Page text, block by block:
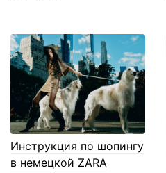
Инструкция по шопингу
в немецкой ZARA